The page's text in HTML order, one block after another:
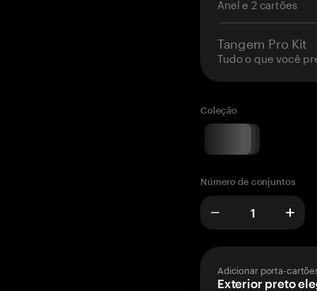
Anel e 2 cartões
Tangem Pro Kit
Tudo o que você
Coleção
Número de conjuntos
Adicionar porta-
Exterior preto